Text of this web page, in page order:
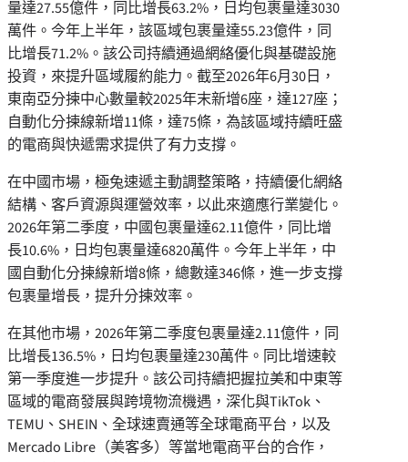
量達27.55億件，同比增長63.2%，日均包裹量達3030
萬件。今年上半年，該區域包裹量達55.23億件，同
比增長71.2%。該公司持續通過網絡優化與基礎設施
投資，來提升區域履約能力。截至2026年6月30日，
東南亞分揀中心數量較2025年末新增6座，達127座；
自動化分揀線新增11條，達75條，為該區域持續旺盛
的電商與快遞需求提供了有力支撐。
在中國市場，極兔速遞主動調整策略，持續優化網絡
結構、客戶資源與運營效率，以此來適應行業變化。
2026年第二季度，中國包裹量達62.11億件，同比增
長10.6%，日均包裹量達6820萬件。今年上半年，中
國自動化分揀線新增8條，總數達346條，進一步支撐
包裹量增長，提升分揀效率。
在其他市場，2026年第二季度包裹量達2.11億件，同
比增長136.5%，日均包裹量達230萬件。同比增速較
第一季度進一步提升。該公司持續把握拉美和中東等
區域的電商發展與跨境物流機遇，深化與TikTok、
TEMU、SHEIN、全球速賣通等全球電商平台，以及
Mercado Libre（美客多）等當地電商平台的合作，